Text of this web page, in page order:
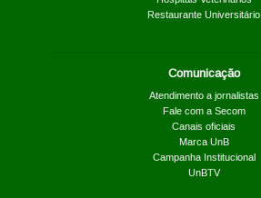
Restaurante Universitário
Comunicação
Atendimento a jornalistas
Fale com a Secom
Canais oficiais
Marca UnB
Campanha Institucional
UnBTV